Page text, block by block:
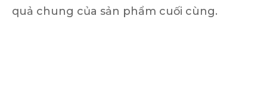
quả chung của sản phẩm cuối cùng.